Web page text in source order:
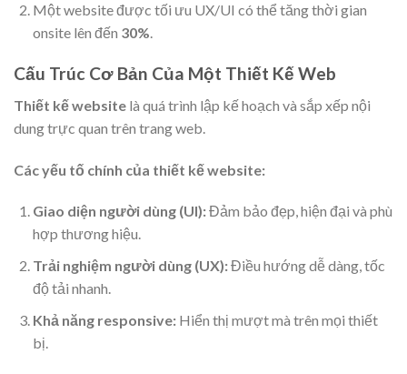
Một website được tối ưu UX/UI có thể tăng thời gian
onsite lên đến 30%.
Cấu Trúc Cơ Bản Của Một Thiết Kế Web
Thiết kế website là quá trình lập kế hoạch và sắp xếp nội
dung trực quan trên trang web.
Các yếu tố chính của thiết kế website:
Giao diện người dùng (UI):Đảm bảo đẹp, hiện đại và phù
hợp thương hiệu.
Trải nghiệm người dùng (UX):Điều hướng dễ dàng, tốc
độ tải nhanh.
Khả năng responsive:Hiển thị mượt mà trên mọi thiết
bị.